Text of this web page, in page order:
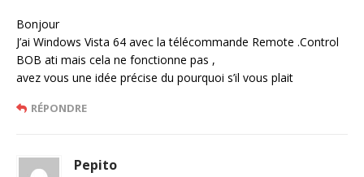
Bonjour
J’ai Windows Vista 64 avec la télécommande Remote .Control
BOB ati mais cela ne fonctionne pas ,
avez vous une idée précise du pourquoi s’il vous plait
RÉPONDRE
Pepito